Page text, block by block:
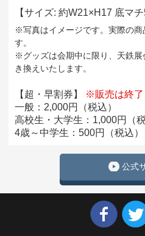
【サイズ: 約W21×H17 底マチ
※写真はイメージです。実際の商
す。
※グッズは会期中に限り、天鉄展
き換えいたします。
【超・早割券】
※販売は終了
一般：2,000円（税込）
高校生・大学生：1,000円（税
4歳～中学生：500円（税込）
公式